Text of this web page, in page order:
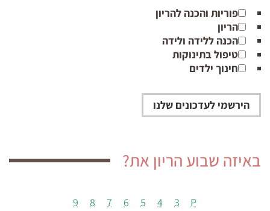
פוריות והכנה להריון
הריון
הכנה ללידה ולידה
טיפול בתינוקות
חינוך ילדים
באיזה שבוע הריון את?
P
3
4
5
6
7
8
9